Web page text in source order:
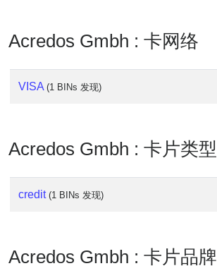
What
My
IP
IP
Validator
Acredos Gmbh : 卡网络
VISA (1 BINs 发现)
Acredos Gmbh : 卡片类型
credit (1 BINs 发现)
Acredos Gmbh : 卡片品牌